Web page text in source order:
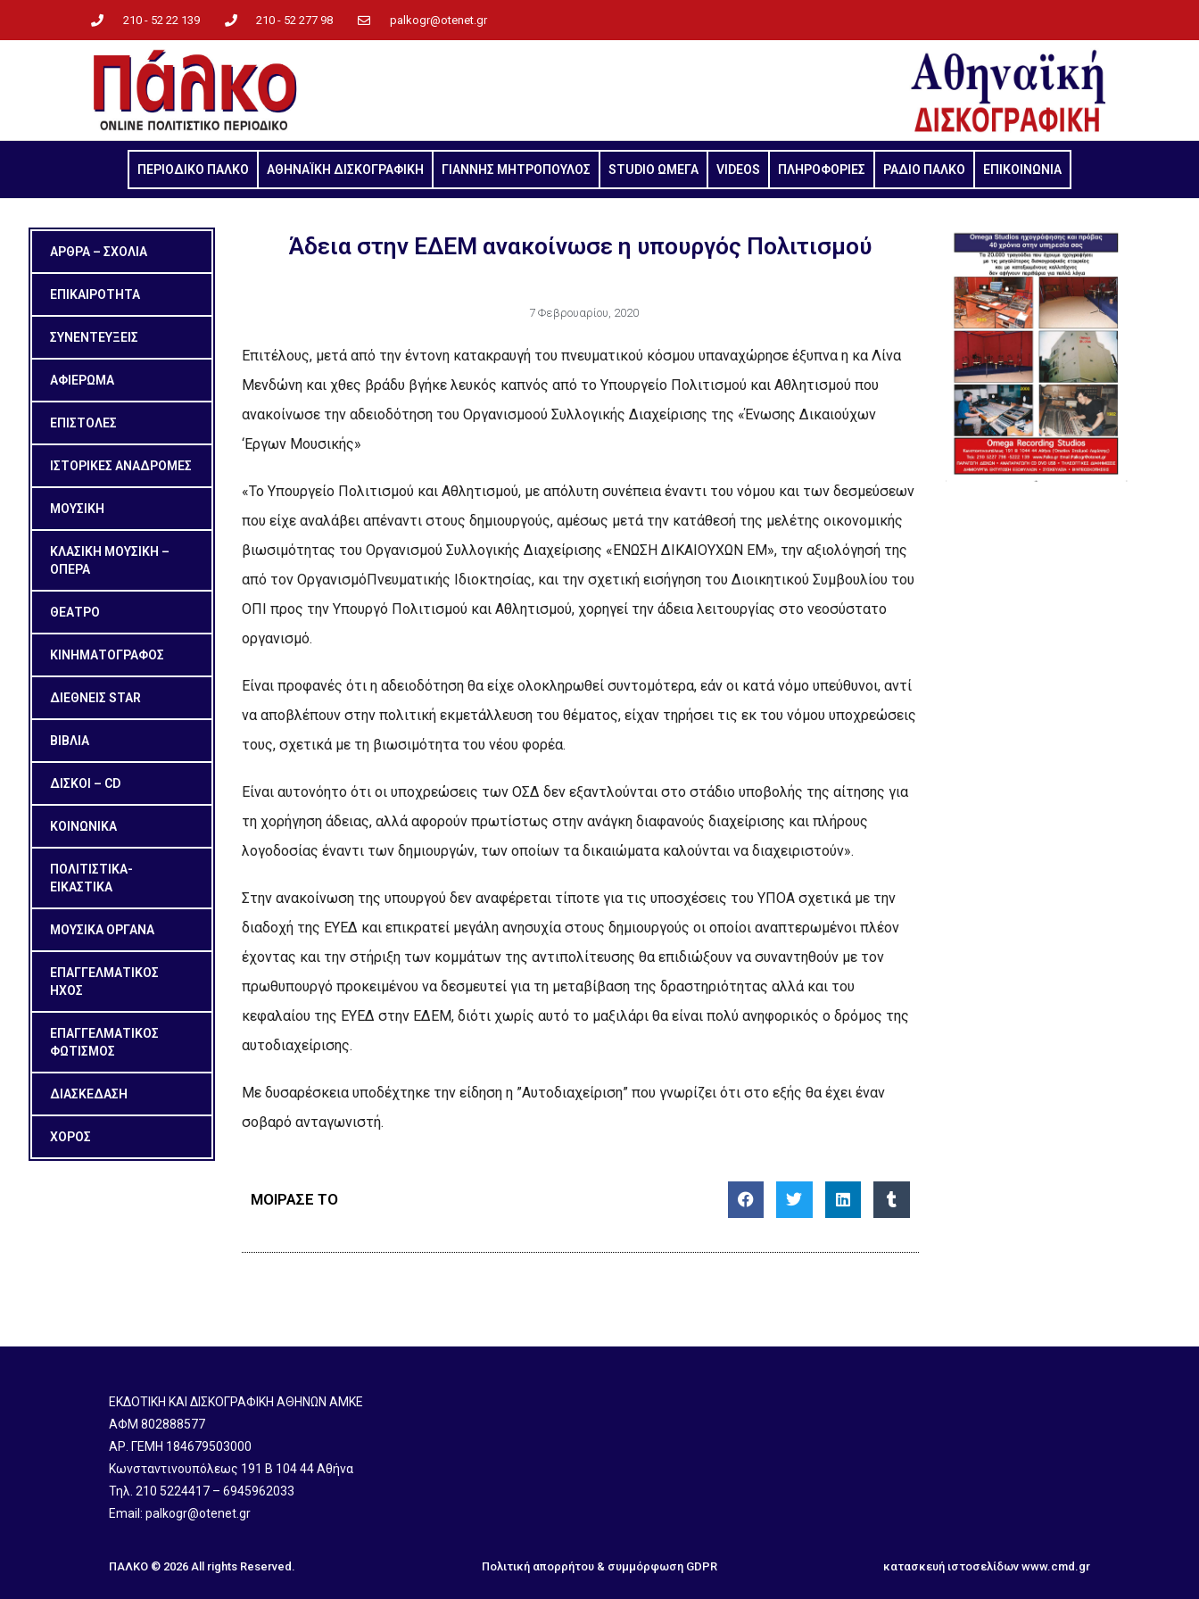
210 - 52 22 139 210 - 52 277 98 palkogr@otenet.gr
ΠΕΡΙΟΔΙΚΟ ΠΑΛΚΟ ΑΘΗΝΑΪΚΗ ΔΙΣΚΟΓΡΑΦΙΚΗ ΓΙΑΝΝΗΣ ΜΗΤΡΟΠΟΥΛΟΣ STUDIO ΩΜΕΓΑ VIDEOS ΠΛΗΡΟΦΟΡΙΕΣ ΡΑΔΙΟ ΠΑΛΚΟ ΕΠΙΚΟΙΝΩΝΙΑ
ΑΡΘΡΑ – ΣΧΟΛΙΑ
ΕΠΙΚΑΙΡΟΤΗΤΑ
ΣΥΝΕΝΤΕΥΞΕΙΣ
ΑΦΙΕΡΩΜΑ
ΕΠΙΣΤΟΛΕΣ
ΙΣΤΟΡΙΚΕΣ ΑΝΑΔΡΟΜΕΣ
ΜΟΥΣΙΚΗ
ΚΛΑΣΙΚΗ ΜΟΥΣΙΚΗ –
ΟΠΕΡΑ
ΘΕΑΤΡΟ
ΚΙΝΗΜΑΤΟΓΡΑΦΟΣ
ΔΙΕΘΝΕΙΣ STAR
ΒΙΒΛΙΑ
ΔΙΣΚΟΙ – CD
ΚΟΙΝΩΝΙΚΑ
ΠΟΛΙΤΙΣΤΙΚΑ-
ΕΙΚΑΣΤΙΚΑ
ΜΟΥΣΙΚΑ ΟΡΓΑΝΑ
ΕΠΑΓΓΕΛΜΑΤΙΚΟΣ
ΗΧΟΣ
ΕΠΑΓΓΕΛΜΑΤΙΚΟΣ
ΦΩΤΙΣΜΟΣ
ΔΙΑΣΚΕΔΑΣΗ
ΧΟΡΟΣ
Άδεια στην ΕΔΕΜ ανακοίνωσε η υπουργός Πολιτισμού
7 Φεβρουαρίου, 2020
Επιτέλους, μετά από την έντονη κατακραυγή του πνευματικού κόσμου υπαναχώρησε έξυπνα η κα Λίνα
Μενδώνη και χθες βράδυ βγήκε λευκός καπνός από το Υπουργείο Πολιτισμού και Αθλητισμού που
ανακοίνωσε την αδειοδότηση του Οργανισμoού Συλλογικής Διαχείρισης της «Ένωσης Δικαιούχων
‘Εργων Μουσικής»
«Το Υπουργείο Πολιτισμού και Αθλητισμού, με απόλυτη συνέπεια έναντι του νόμου και των δεσμεύσεων
που είχε αναλάβει απέναντι στους δημιουργούς, αμέσως μετά την κατάθεσή της μελέτης οικονομικής
βιωσιμότητας του Οργανισμού Συλλογικής Διαχείρισης «ΕΝΩΣΗ ΔΙΚΑΙΟΥΧΩΝ ΕΜ», την αξιολόγησή της
από τον ΟργανισμόΠνευματικής Ιδιοκτησίας, και την σχετική εισήγηση του Διοικητικού Συμβουλίου του
ΟΠΙ προς την Υπουργό Πολιτισμού και Αθλητισμού, χορηγεί την άδεια λειτουργίας στο νεοσύστατο
οργανισμό.
Είναι προφανές ότι η αδειοδότηση θα είχε ολοκληρωθεί συντομότερα, εάν οι κατά νόμο υπεύθυνοι, αντί
να αποβλέπουν στην πολιτική εκμετάλλευση του θέματος, είχαν τηρήσει τις εκ του νόμου υποχρεώσεις
τους, σχετικά με τη βιωσιμότητα του νέου φορέα.
Είναι αυτονόητο ότι οι υποχρεώσεις των ΟΣΔ δεν εξαντλούνται στο στάδιο υποβολής της αίτησης για
τη χορήγηση άδειας, αλλά αφορούν πρωτίστως στην ανάγκη διαφανούς διαχείρισης και πλήρους
λογοδοσίας έναντι των δημιουργών, των οποίων τα δικαιώματα καλούνται να διαχειριστούν».
Στην ανακοίνωση της υπουργού δεν αναφέρεται τίποτε για τις υποσχέσεις του ΥΠΟΑ σχετικά με την
διαδοχή της ΕΥΕΔ και επικρατεί μεγάλη ανησυχία στους δημιουργούς οι οποίοι αναπτερωμένοι πλέον
έχοντας και την στήριξη των κομμάτων της αντιπολίτευσης θα επιδιώξουν να συναντηθούν με τον
πρωθυπουργό προκειμένου να δεσμευτεί για τη μεταβίβαση της δραστηριότητας αλλά και του
κεφαλαίου της ΕΥΕΔ στην ΕΔΕΜ, διότι χωρίς αυτό το μαξιλάρι θα είναι πολύ ανηφορικός ο δρόμος της
αυτοδιαχείρισης.
Με δυσαρέσκεια υποδέχτηκε την είδηση η ”Αυτοδιαχείριση” που γνωρίζει ότι στο εξής θα έχει έναν
σοβαρό ανταγωνιστή.
ΜΟΙΡΑΣΕ ΤΟ
ΕΚΔΟΤΙΚΗ ΚΑΙ ΔΙΣΚΟΓΡΑΦΙΚΗ ΑΘΗΝΩΝ ΑΜΚΕ
ΑΦΜ 802888577
ΑΡ. ΓΕΜΗ 184679503000
Κωνσταντινουπόλεως 191 B 104 44 Αθήνα
Τηλ. 210 5224417 – 6945962033
Email: palkogr@otenet.gr
ΠΑΛΚΟ © 2026 All rights Reserved. Πολιτική απορρήτου & συμμόρφωση GDPR κατασκευή ιστοσελίδων www.cmd.gr